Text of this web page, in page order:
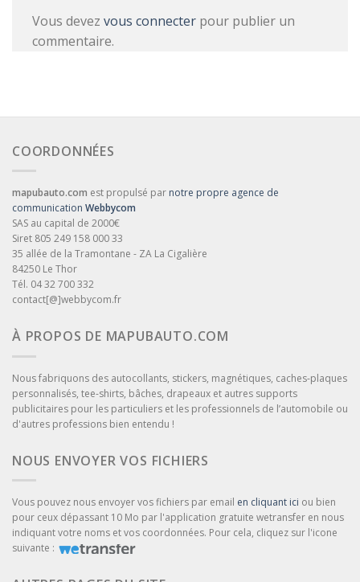
Vous devez vous connecter pour publier un
commentaire.
COORDONNÉES
mapubauto.com est propulsé par notre propre agence de
communication Webbycom
SAS au capital de 2000€
Siret 805 249 158 000 33
35 allée de la Tramontane - ZA La Cigalière
84250 Le Thor
Tél. 04 32 700 332
contact[@]webbycom.fr
À PROPOS DE MAPUBAUTO.COM
Nous fabriquons des autocollants, stickers, magnétiques, caches-plaques
personnalisés, tee-shirts, bâches, drapeaux et autres supports
publicitaires pour les particuliers et les professionnels de l’automobile ou
d'autres professions bien entendu !
NOUS ENVOYER VOS FICHIERS
Vous pouvez nous envoyer vos fichiers par email en cliquant ici ou bien
pour ceux dépassant 10 Mo par l'application gratuite wetransfer en nous
indiquant votre noms et vos coordonnées. Pour cela, cliquez sur l'icone
suivante :